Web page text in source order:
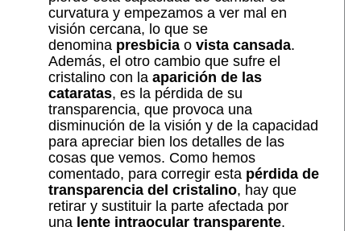
curvatura y empezamos a ver mal en
visión cercana, lo que se
denomina presbiciao vista cansada.
Además, el otro cambio que sufre el
cristalino con la aparición de las
cataratas, es la pérdida de su
transparencia, que provoca una
disminución de la visión y de la capacidad
para apreciar bien los detalles de las
cosas que vemos. Como hemos
comentado, para corregir esta pérdida de
transparencia del cristalino, hay que
retirar y sustituir la parte afectada por
una lente intraocular transparente.